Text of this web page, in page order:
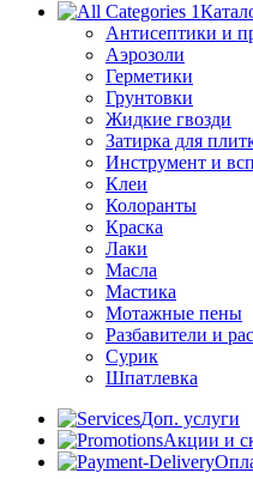
Антисептики и
Аэрозоли
Герметики
Грунтовки
Жидкие гвозди
Затирка для
Инструмент и
Клеи
Колоранты
Краска
Лаки
Масла
Мастика
Мотажные пены
Разбавители и
Сурик
Шпатлевка
Доп. услуги
Акции и